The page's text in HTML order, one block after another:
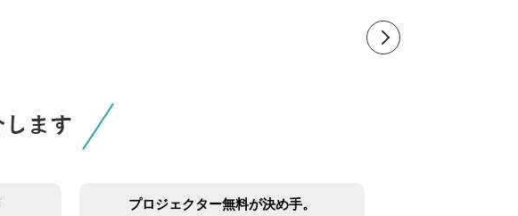
プロジェクター無料が決め手。